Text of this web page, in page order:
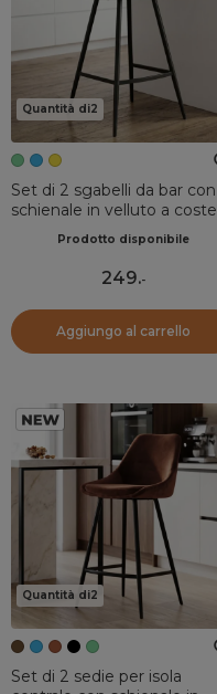
Quantità di2
Set di 2 sgabelli da bar con
schienale in velluto a coste
Verde pinoProdotto disponibile
249.-
Aggiungo al carrello
Quantità di2
Set di 2 sedie per isola